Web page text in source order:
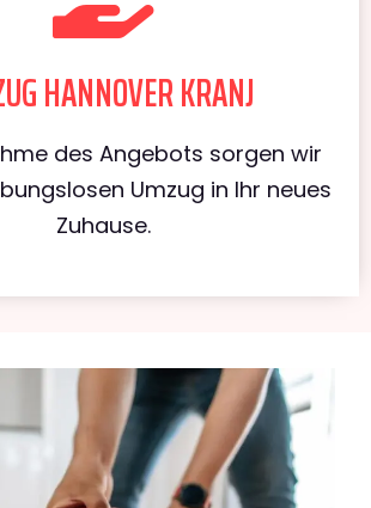
HANNOVER KRANJ
des Angebots sorgen wir
Umzug in Ihr neues
Zuhause.